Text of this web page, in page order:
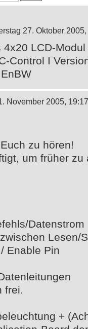
27. Oktober
LCD-
Control I
November 2005, 19:17
zu hören!
um früher zu
Datenstrom
Lesen/
Enable Pin
+